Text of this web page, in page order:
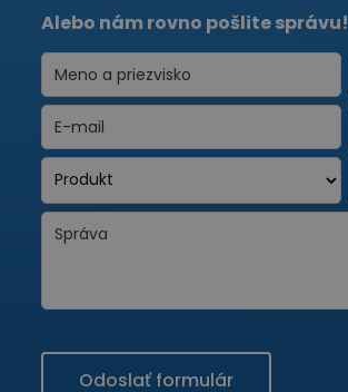
Alebo nám rovno pošlite správu!
Odoslať formulár